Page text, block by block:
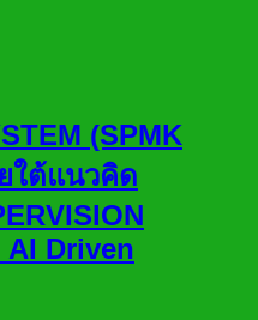
(SPMK
ใต้แนวคิด
AI Driven